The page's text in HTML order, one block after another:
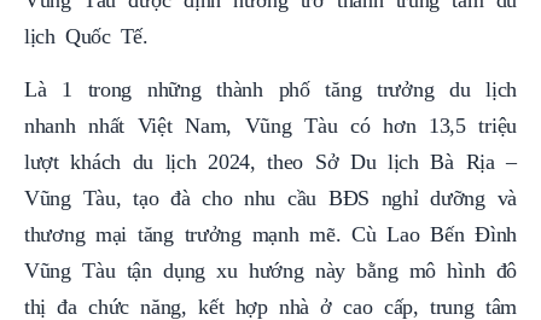
lịch Quốc Tế.
Là 1 trong những thành phố tăng trưởng du lịch
nhanh nhất Việt Nam, Vũng Tàu có hơn 13,5 triệu
lượt khách du lịch 2024, theo Sở Du lịch Bà Rịa –
Vũng Tàu, tạo đà cho nhu cầu BĐS nghỉ dưỡng và
thương mại tăng trưởng mạnh mẽ. Cù Lao Bến Đình
Vũng Tàu tận dụng xu hướng này bằng mô hình đô
thị đa chức năng, kết hợp nhà ở cao cấp, trung tâm